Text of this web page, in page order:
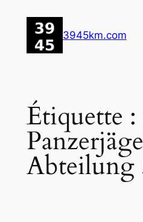
contenu
3945km.com
Étiquette :
Abteilung